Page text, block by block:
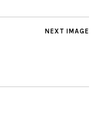
NEXT IMAGE